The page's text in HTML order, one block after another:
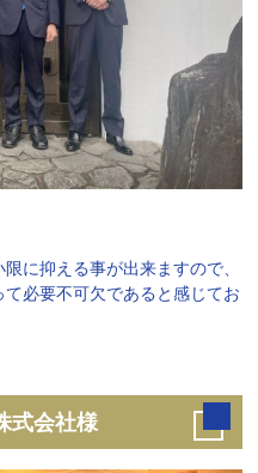
に抑える事が出来ますので、
必要不可欠であると感じてお
式会社様